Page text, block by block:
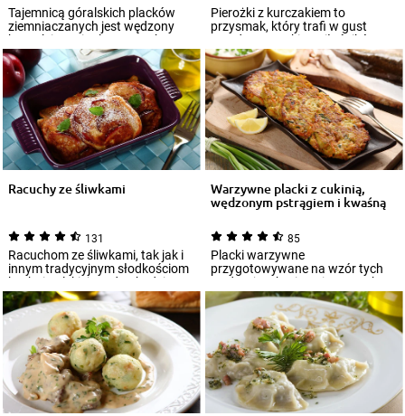
Tajemnicą góralskich placków
ziemniaczanych jest wędzony
boczek i oryginalny w smaku
oscypek. Dzi...
Pierożki z kurczakiem to
przysmak, który trafi w gust
przede wszystkim miłośników
orientalnych sm...
Racuchy ze śliwkami
131
Racuchom ze śliwkami, tak jak i
innym tradycyjnym słodkościom
kuchni polskiej, trudno będzie
się...
Warzywne placki z cukinią,
wędzonym pstrągiem i kwaśną
85
Placki warzywne
przygotowywane na wzór tych
tradycyjnych, ziemniaczanych, są
ciekawą propozycją n...